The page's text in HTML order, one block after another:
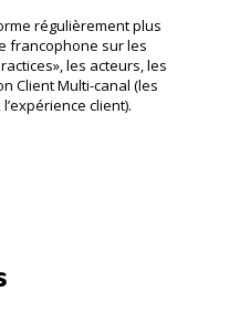
régulièrement plus
francophone sur les
les acteurs, les
Client Multi-canal (les
client).